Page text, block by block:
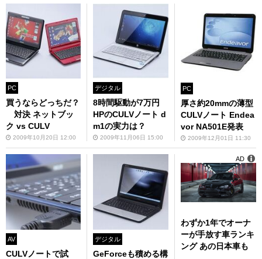
PC
買うならどっちだ？
対決 ネットブッ
ク vs CULV
2009年10月20日 12:00
デジタル
8時間駆動が7万円
HPのCULVノート d
m1の実力は？
2009年11月06日 15:00
PC
厚さ約20mmの薄型
CULVノート Endea
vor NA501E発表
2009年12月01日 11:30
AV
CULVノートで試
デジタル
GeForceも積める構
わずか1年でオーナ
ーが手放す車ランキ
ング あの日本車も
AD